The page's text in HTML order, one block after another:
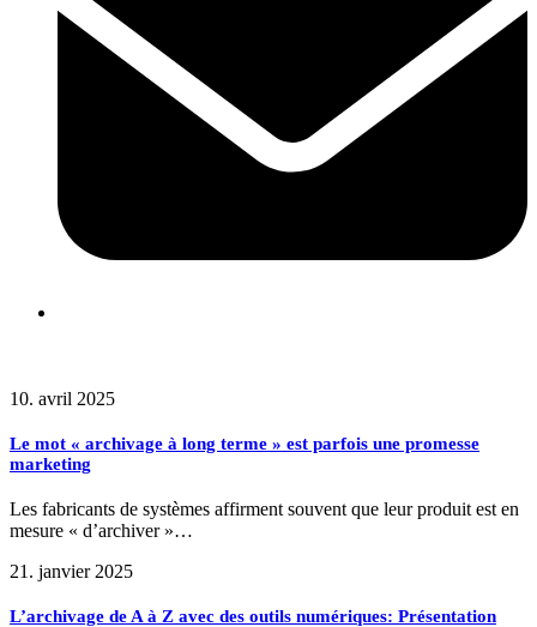
10. avril 2025
Le mot « archivage à long terme » est parfois une promesse
marketing
Les fabricants de systèmes affirment souvent que leur produit est en
mesure « d’archiver »…
21. janvier 2025
L’archivage de A à Z avec des outils numériques: Présentation